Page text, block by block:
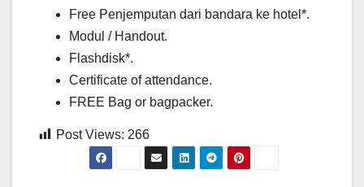
Free Penjemputan dari bandara ke hotel*.
Modul / Handout.
Flashdisk*.
Certificate of attendance.
FREE Bag or bagpacker.
Post Views: 266